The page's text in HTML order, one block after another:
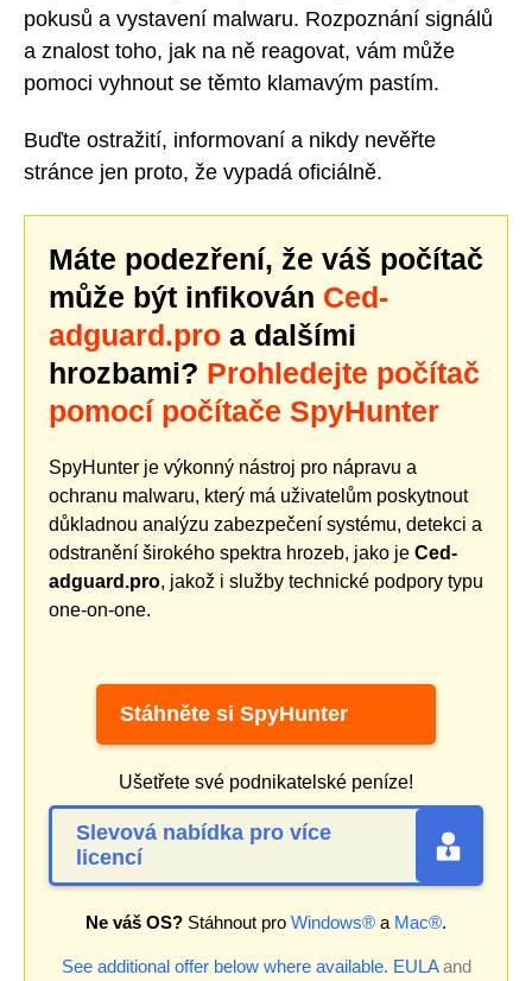
pokusů a vystavení malwaru. Rozpoznání signálů
a znalost toho, jak na ně reagovat, vám může
pomoci vyhnout se těmto klamavým pastím.
Buďte ostražití, informovaní a nikdy nevěřte
stránce jen proto, že vypadá oficiálně.
Máte podezření, že váš počítač
může být infikován Ced-
adguard.pro a dalšími
hrozbami? Prohledejte počítač
pomocí počítače SpyHunter
SpyHunter je výkonný nástroj pro nápravu a
ochranu malwaru, který má uživatelům poskytnout
důkladnou analýzu zabezpečení systému, detekci a
odstranění širokého spektra hrozeb, jako je Ced-
adguard.pro, jakož i služby technické podpory typu
one-on-one.
Stáhněte si SpyHunter
Ušetřete své podnikatelské peníze!
Slevová nabídka pro více
licencí
Ne váš OS? Stáhnout pro Windows® a Mac®.
See additional offer below where available. EULAand